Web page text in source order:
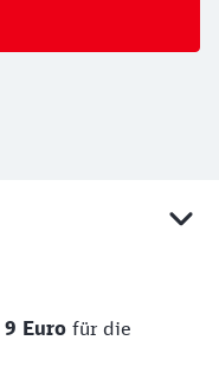
9 Euro für die